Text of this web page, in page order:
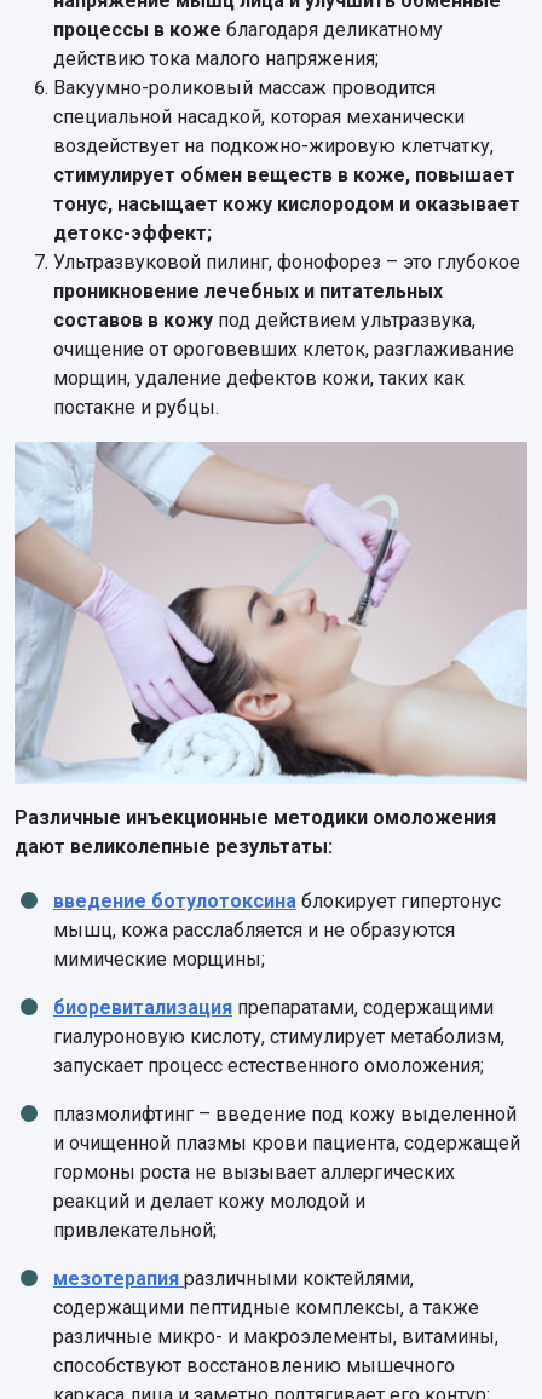
процессы в коже благодаря деликатному
действию тока малого напряжения;
Вакуумно-роликовый массаж проводится
специальной насадкой, которая механически
воздействует на подкожно-жировую клетчатку,
стимулирует обмен веществ в коже, повышает
тонус, насыщает кожу кислородом и оказывает
детокс-эффект;
Ультразвуковой пилинг, фонофорез – это глубокое
проникновение лечебных и питательных
составов в кожу под действием ультразвука,
очищение от ороговевших клеток, разглаживание
морщин, удаление дефектов кожи, таких как
постакне и рубцы.
Различные инъекционные методики омоложения
дают великолепные результаты:
введение ботулотоксина блокирует гипертонус
мышц, кожа расслабляется и не образуются
мимические морщины;
биоревитализация препаратами, содержащими
гиалуроновую кислоту, стимулирует метаболизм,
запускает процесс естественного омоложения;
плазмолифтинг – введение под кожу выделенной
и очищенной плазмы крови пациента, содержащей
гормоны роста не вызывает аллергических
реакций и делает кожу молодой и
привлекательной;
мезотерапия различными коктейлями,
содержащими пептидные комплексы, а также
различные микро- и макроэлементы, витамины,
способствуют восстановлению мышечного